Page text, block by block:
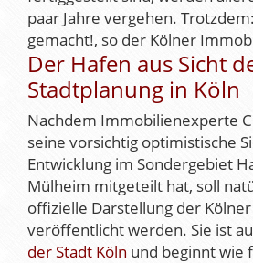
paar Jahre vergehen.
gemacht!, so der Kölner
Der Hafen aus Sicht
Stadtplanung in Köln
Nachdem Immobilienexperte
seine vorsichtig optimistische
Entwicklung im Sondergebiet
Mülheim mitgeteilt hat, soll
offizielle Darstellung der
veröffentlicht werden. Sie ist
der Stadt Köln und beginnt wie